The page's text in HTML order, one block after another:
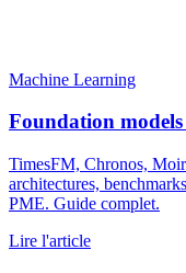
Machine Learning
Foundation models
TimesFM, Chronos,
architectures,
PME. Guide complet.
Lire l'article